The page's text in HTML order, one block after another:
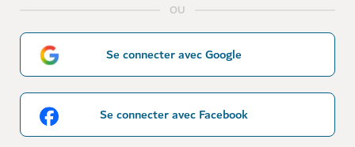
OU
Se connecter avec Google
Se connecter avec Facebook